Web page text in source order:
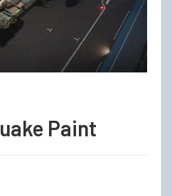
Paint